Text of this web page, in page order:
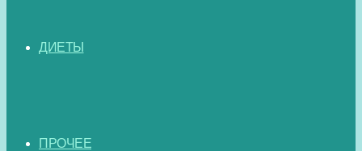
ДИЕТЫ
ПРОЧЕЕ